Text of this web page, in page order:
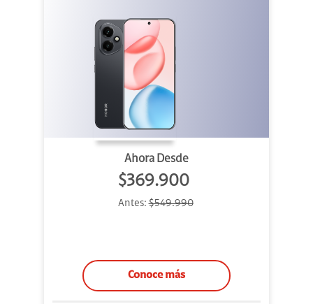
Ahora Desde
$369.900
Antes:$549.990
Conoce más